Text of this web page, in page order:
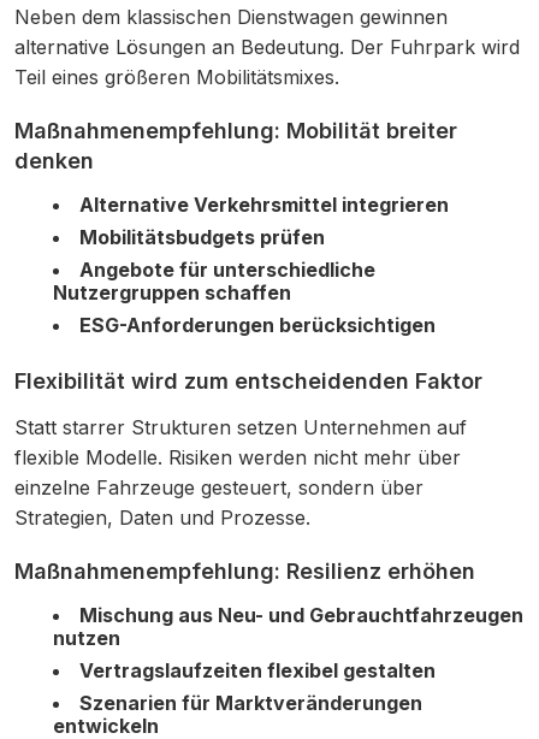
Neben dem klassischen Dienstwagen gewinnen
alternative Lösungen an Bedeutung. Der Fuhrpark wird
Teil eines größeren Mobilitätsmixes.
Maßnahmenempfehlung: Mobilität breiter
denken
Alternative Verkehrsmittel integrieren
Mobilitätsbudgets prüfen
Angebote für unterschiedliche
Nutzergruppen schaffen
ESG-Anforderungen berücksichtigen
Flexibilität wird zum entscheidenden Faktor
Statt starrer Strukturen setzen Unternehmen auf
flexible Modelle. Risiken werden nicht mehr über
einzelne Fahrzeuge gesteuert, sondern über
Strategien, Daten und Prozesse.
Maßnahmenempfehlung: Resilienz erhöhen
Mischung aus Neu- und Gebrauchtfahrzeugen
nutzen
Vertragslaufzeiten flexibel gestalten
Szenarien für Marktveränderungen
entwickeln